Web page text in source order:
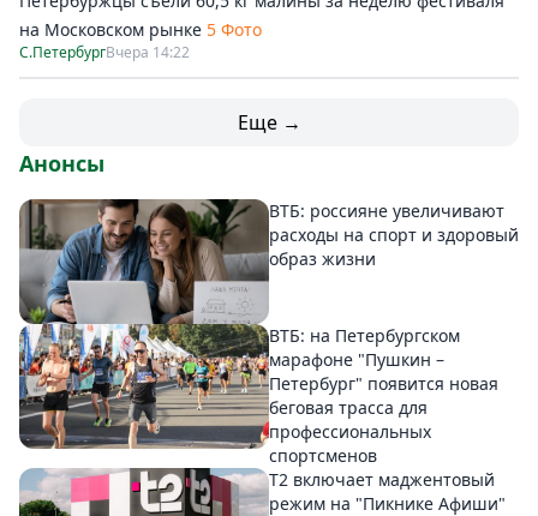
на Московском рынке 5 Фото
С.ПетербургВчера 14:22
Еще →
Анонсы
ВТБ: россияне увеличивают
расходы на спорт и здоровый
образ жизни
ВТБ: на Петербургском
марафоне "Пушкин –
Петербург" появится новая
беговая трасса для
профессиональных
спортсменов
Т2 включает маджентовый
режим на "Пикнике Афиши"